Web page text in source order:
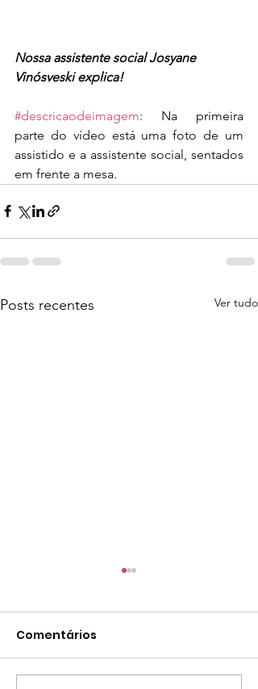
Nossa assistente social Josyane
Vinósveski explica!
#descricaodeimagem: Na primeira
parte do vídeo está uma foto de um
assistido e a assistente social, sentados
em frente a mesa.
Posts recentes Ver tudo
Comentários